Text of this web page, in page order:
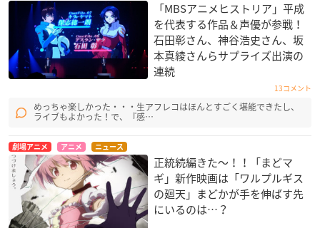
「MBSアニメヒストリア」平成
を代表する作品＆声優が参戦！
石田彰さん、神谷浩史さん、坂
本真綾さんらサプライズ出演の
連続
13コメント
めっちゃ楽しかった・・・生アフレコはほんとすごく堪能できたし、
ライブもよかった！で、『感…
劇場アニメ アニメ ニュース
正統続編きた〜！！「まどマ
ギ」新作映画は「ワルプルギス
の廻天」まどかが手を伸ばす先
にいるのは…？